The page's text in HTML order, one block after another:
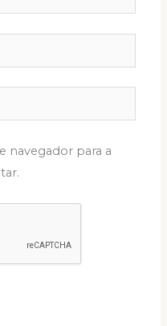
navegador para a